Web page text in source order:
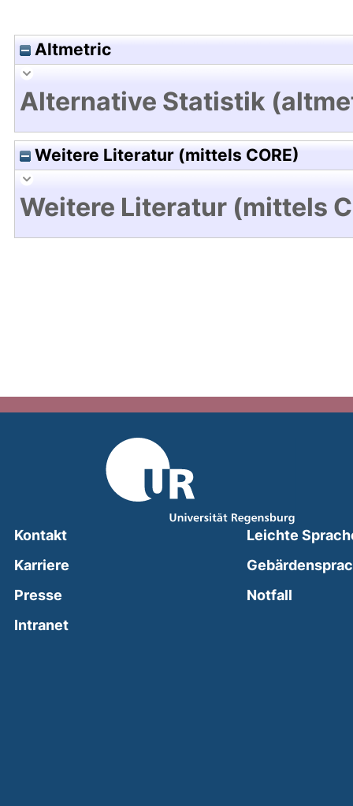
Altmetric
Alternative Statistik
Weitere Literatur (mittels CORE)
Weitere Literatur (mittels
Kontakt
Karriere
Presse
Intranet(external link, opens in a new window)
Leichte
Notfall